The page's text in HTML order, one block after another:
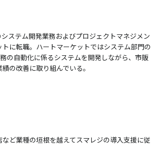
ステム開発業務およびプロジェクトマネジメン
に転職。ハートマーケットではシステム部門の
の自動化に係るシステムを開発しながら、市販
の改善に取り組んでいる。
ど業種の垣根を越えてスマレジの導入支援に従